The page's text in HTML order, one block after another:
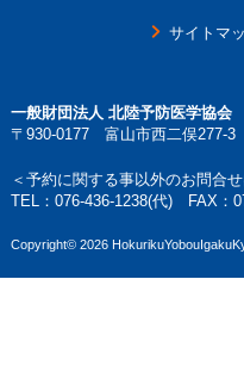
サイトマ
一般財団法人 北陸予防医学協会
〒930-0177 富山市西二俣277-3
＜予約に関する事以外のお問合
TEL： 076-436-1238(代) FAX：
Copyright© 2026